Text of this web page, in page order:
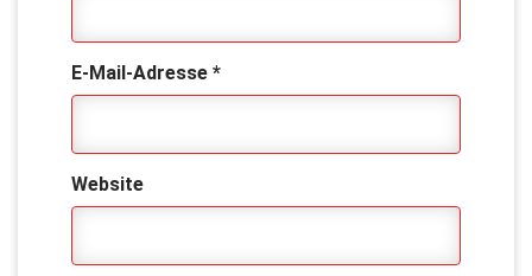
E-Mail-Adresse *
Website